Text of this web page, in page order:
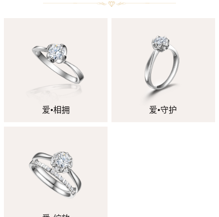
爱•相拥 爱•守护